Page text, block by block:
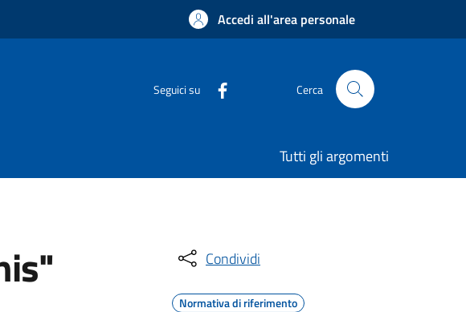
Accedi all'area personale
Seguici su Cerca
Tutti gli argomenti
Condividi
Normativa di riferimento